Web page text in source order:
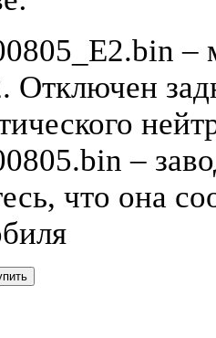
Отключен
–
что она